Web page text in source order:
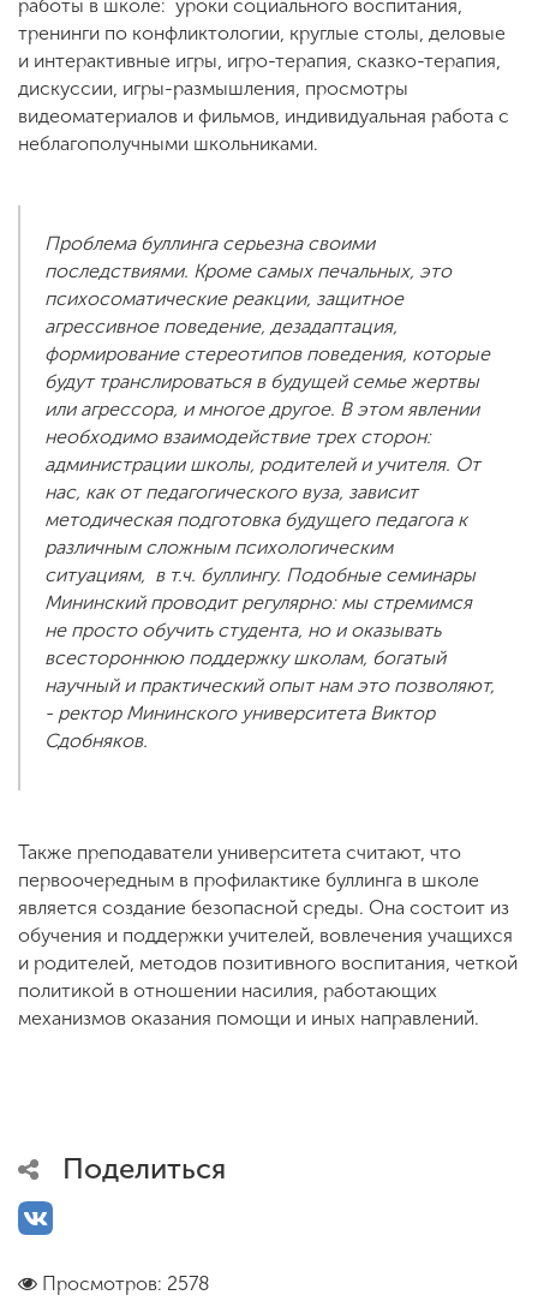
работы в школе: уроки социального воспитания,
тренинги по конфликтологии, круглые столы, деловые
и интерактивные игры, игро-терапия, сказко-терапия,
дискуссии, игры-размышления, просмотры
видеоматериалов и фильмов, индивидуальная работа с
неблагополучными школьниками.
Проблема буллинга серьезна своими
последствиями. Кроме самых печальных, это
психосоматические реакции, защитное
агрессивное поведение, дезадаптация,
формирование стереотипов поведения, которые
будут транслироваться в будущей семье жертвы
или агрессора, и многое другое. В этом явлении
необходимо взаимодействие трех сторон:
администрации школы, родителей и учителя. От
нас, как от педагогического вуза, зависит
методическая подготовка будущего педагога к
различным сложным психологическим
ситуациям, в т.ч. буллингу. Подобные семинары
Мининский проводит регулярно: мы стремимся
не просто обучить студента, но и оказывать
всестороннюю поддержку школам, богатый
научный и практический опыт нам это позволяют,
- ректор Мининского университета Виктор
Сдобняков.
Также преподаватели университета считают, что
первоочередным в профилактике буллинга в школе
является создание безопасной среды. Она состоит из
обучения и поддержки учителей, вовлечения учащихся
и родителей, методов позитивного воспитания, четкой
политикой в отношении насилия, работающих
механизмов оказания помощи и иных направлений.
Поделиться
Просмотров: 2578